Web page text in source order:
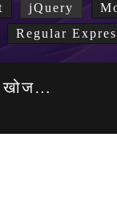
jQuery
Regular
खोज…